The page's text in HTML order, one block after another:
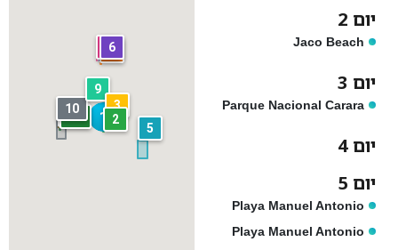
יום 2
Jaco Beach
יום 3
Parque Nacional Carara
יום 4
יום 5
Playa Manuel Antonio
Playa Manuel Antonio
1 2
3
5
6
78
9
10
12
13